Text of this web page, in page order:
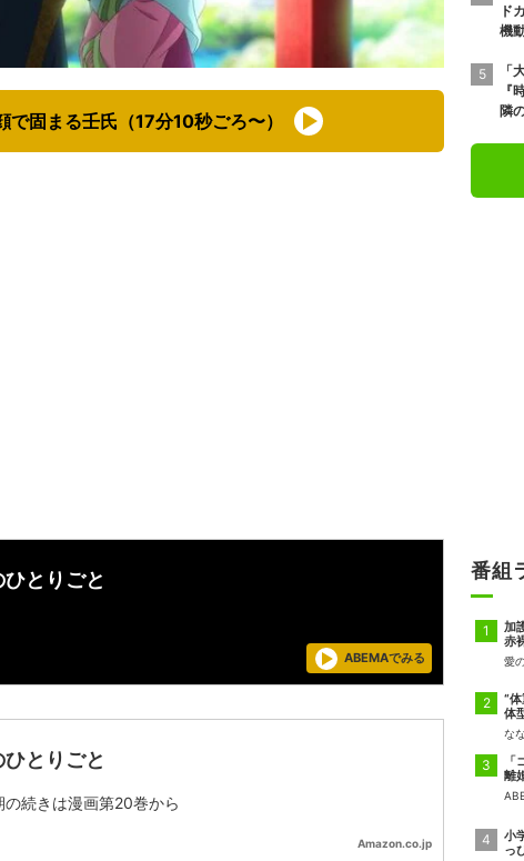
固まる壬氏（17分10秒ごろ〜）
とりごと
ABEMAでみる
とりごと
の続きは漫画第20巻から
Amazon.co.jp
ド
機
「
『
隣
番組
加
赤
愛
“
体
な
離
小
っ